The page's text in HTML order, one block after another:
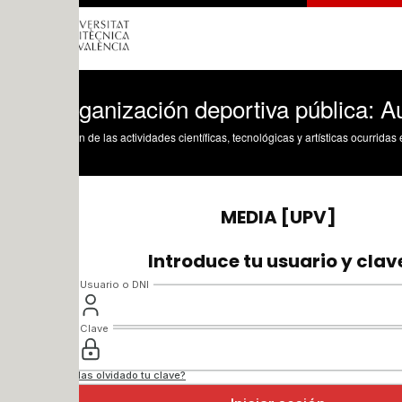
deportiva pública:
de las actividades científicas, tecnológicas y artísticas ocurridas en los tres